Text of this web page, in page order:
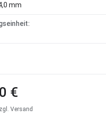
mm
€
Versand